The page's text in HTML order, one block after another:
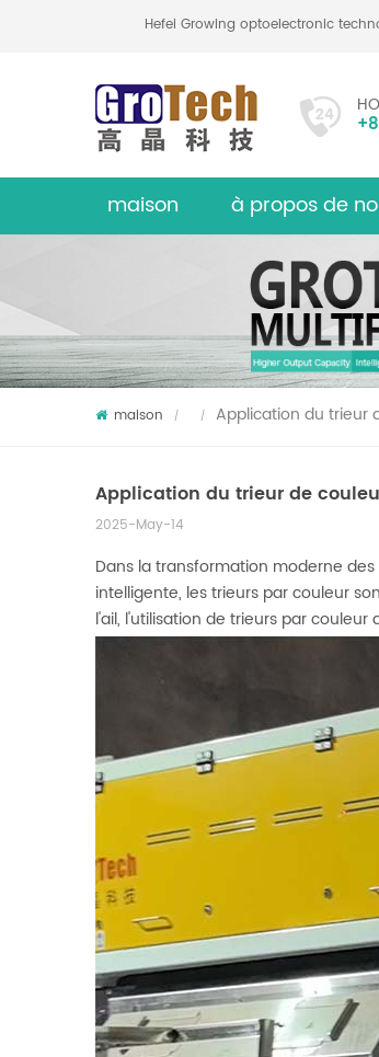
Hefei Growing optoelectronic
maison à propos de
maison / / Application du trieur
Application du trieur de
2025-May-14
Dans la transformation moderne
intelligente, les trieurs par couleur
l'ail, l'utilisation de trieurs par